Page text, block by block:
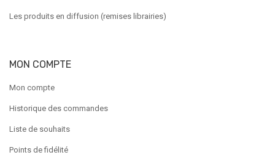
Les produits en diffusion (remises librairies)
MON COMPTE
Mon compte
Historique des commandes
Liste de souhaits
Points de fidélité